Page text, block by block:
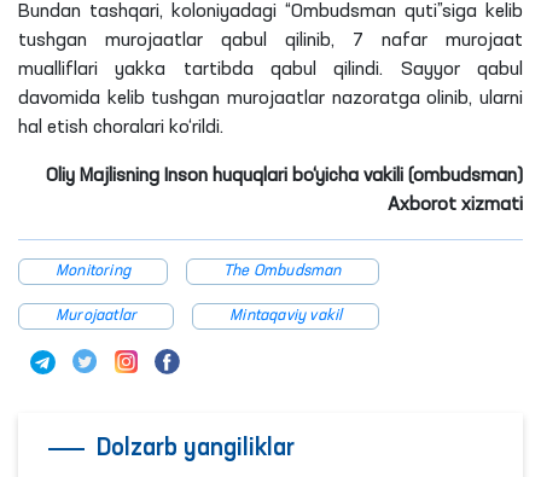
Bundan tashqari, koloniyadagi “Ombudsman quti”siga kelib
tushgan murojaatlar qabul qilinib, 7 nafar murojaat
mualliflari yakka tartibda qabul qilindi. Sayyor qabul
davomida kelib tushgan murojaatlar nazoratga olinib, ularni
hal etish choralari ko‘rildi.
Oliy Majlisning Inson huquqlari bo‘yicha vakili (ombudsman)
Axborot xizmati
Monitoring The Ombudsman
Murojaatlar Mintaqaviy vakil
Dolzarb yangiliklar